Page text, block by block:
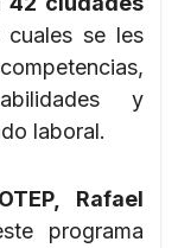
se les
y
laboral.
Rafael
programa